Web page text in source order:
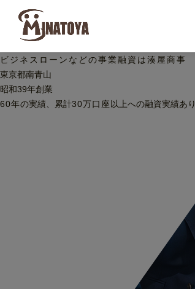
ビジネスローンなどの事業融資は湊屋商事
東京都南青山
昭和39年創業
60年の実績、累計30万口座 以上への融資実績あり